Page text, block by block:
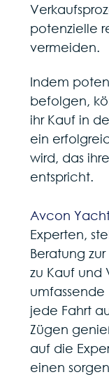
potenzielle
vermeiden.
Indem
befolgen,
ihr Kauf in
ein
wird, das
entspricht.
Avcon
Experten,
Beratung
zu Kauf und
umfassende
jede Fahrt
Zügen
auf die
einen